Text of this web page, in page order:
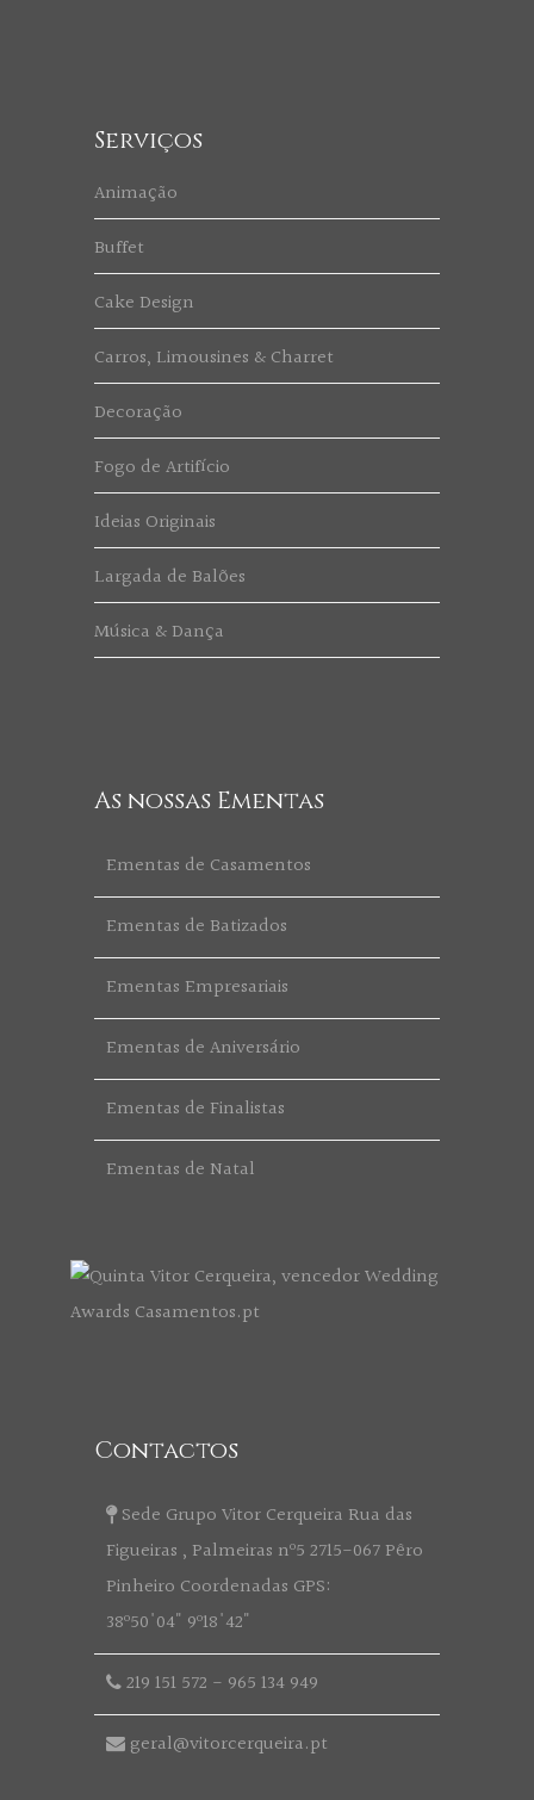
Serviços
Animação
Buffet
Cake Design
Carros, Limousines & Charret
Decoração
Fogo de Artifício
Ideias Originais
Largada de Balões
Música & Dança
As nossas Ementas
Ementas de Casamentos
Ementas de Batizados
Ementas Empresariais
Ementas de Aniversário
Ementas de Finalistas
Ementas de Natal
Contactos
Sede Grupo Vitor Cerqueira Rua das
Figueiras , Palmeiras nº5 2715-067 Pêro
Pinheiro Coordenadas GPS:
38º50'04" 9º18'42"
219 151 572 - 965 134 949
geral@vitorcerqueira.pt